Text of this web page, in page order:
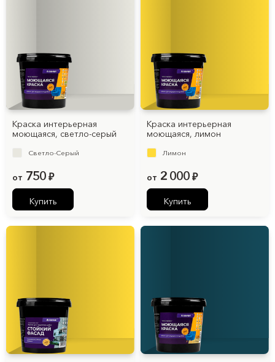
Краска интерьерная
моющаяся, cветло-серый
Светло-Серый
от 750 ₽
Купить
Краска интерьерная
моющаяся, лимон
Лимон
от 2 000 ₽
Купить